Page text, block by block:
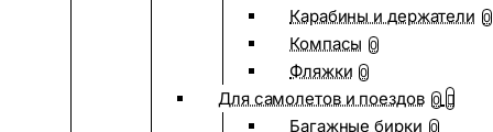
Карабины и держатели 0
Компасы 0
Фляжки 0
Для самолетов и поездов 0
Багажные бирки 0